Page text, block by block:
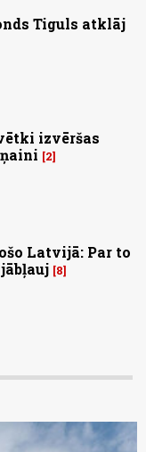
Tiguls atklāj
izvēršas
2
Latvijā: Par to
8